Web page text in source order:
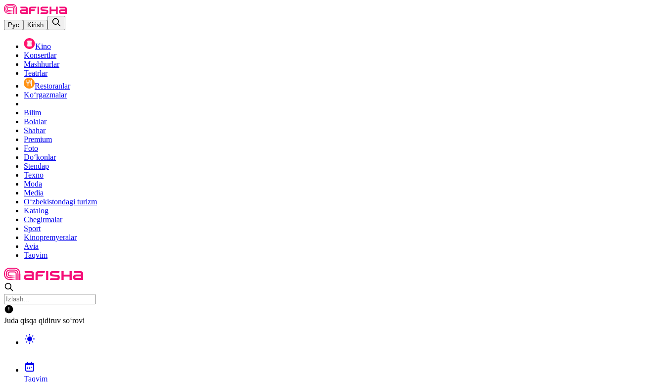
Рус Kirish
Kino
Konsertlar
Mashhurlar
Teatrlar
Restoranlar
Ko‘rgazmalar
Bilim
Bolalar
Shahar
Premium
Foto
Do‘konlar
Stendap
Texno
Moda
Media
O‘zbekistondagi turizm
Katalog
Chegirmalar
Sport
Kinopremyeralar
Avia
Taqvim
Juda qisqa qidiruv so‘rovi
Taqvim